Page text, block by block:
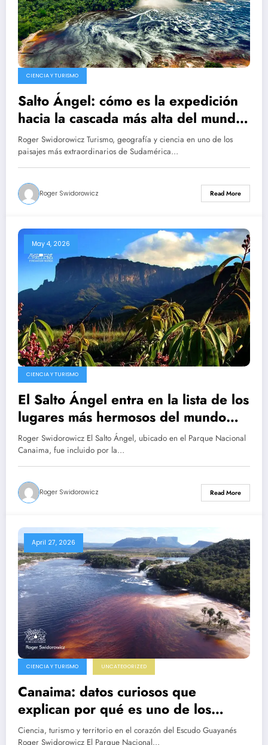
CIENCIA Y TURISMO
Salto Ángel: cómo es la expedición
hacia la cascada más alta del mundo
entre tepuyes, ríos y selva en
Canaima
Roger Swidorowicz Turismo, geografía y ciencia en uno de los
paisajes más extraordinarios de Sudamérica…
Roger Swidorowicz Read More
May 4, 2026
CIENCIA Y TURISMO
El Salto Ángel entra en la lista de los
lugares más hermosos del mundo
según Condé Nast Traveler
Roger Swidorowicz El Salto Ángel, ubicado en el Parque Nacional
Canaima, fue incluido por la…
Roger Swidorowicz Read More
April 27, 2026
CIENCIA Y TURISMO UNCATEGORIZED
Canaima: datos curiosos que
explican por qué es uno de los
destinos más fascinantes del planeta
Ciencia, turismo y territorio en el corazón del Escudo Guayanés
Roger Swidorowicz El Parque Nacional…